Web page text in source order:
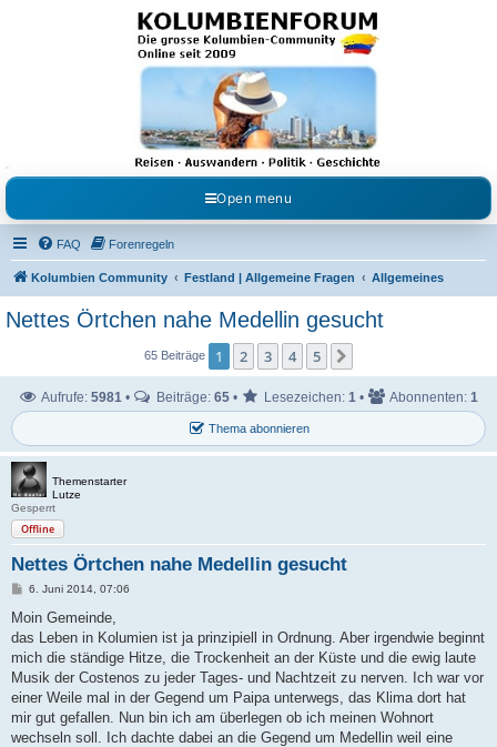
Kolumbienforum - Das
grosse Forum der
Freunde Kolumbiens
Reisen, Auswandern, Kultur, Politik, Geschichte und Visum in Kolumbien und Venezuela.
Austausch, Erfahrungen und Gemeinschaft im Kolumbienforum
Open menu
FAQ Forenregeln
Kolumbien Community Festland | Allgemeine Fragen Allgemeines
Nettes Örtchen nahe Medellin gesucht
65 Beiträge 1 2 3 4 5
Thema abonnieren
Aufrufe: 5981 • Beiträge: 65 • Lesezeichen: 1 • Abonnenten: 1
Themenstarter
Lutze
Gesperrt
Offline
Nettes Örtchen nahe Medellin gesucht
B
i
r
a
6. Juni 2014, 07:06
Moin Gemeinde,
das Leben in Kolumien ist ja prinzipiell in Ordnung. Aber irgendwie beginnt
mich die ständige Hitze, die Trockenheit an der Küste und die ewig laute
Musik der Costenos zu jeder Tages- und Nachtzeit zu nerven. Ich war vor
einer Weile mal in der Gegend um Paipa unterwegs, das Klima dort hat
mir gut gefallen. Nun bin ich am überlegen ob ich meinen Wohnort
wechseln soll. Ich dachte dabei an die Gegend um Medellin weil eine